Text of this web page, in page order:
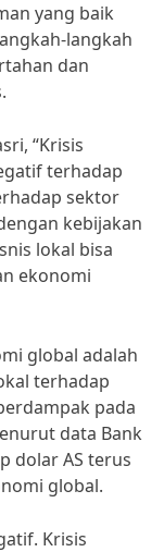
yang baik
langkah
dan
“Krisis
terhadap
sektor
kebijakan
lokal bisa
ekonomi
global adalah
terhadap
pada
data Bank
dolar AS terus
global.
Krisis